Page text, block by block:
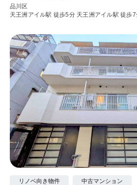
品川区
天王洲アイル駅 徒歩5分 天王洲アイル駅 徒歩7
リノベ向き物件 中古マンション